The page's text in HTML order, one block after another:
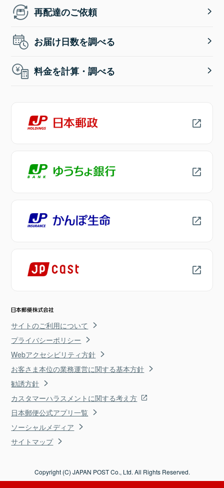
再配達のご依頼
お届け日数を調べる
料金を計算・調べる
サイトのご利用について
プライバシーポリシー
Webアクセシビリティ方針
お客さま本位の業務運営に関する基本方針
勧誘方針
カスタマーハラスメントに関する考え方
日本郵便公式アプリ一覧
ソーシャルメディア
サイトマップ
Copyright (C) JAPAN POST Co., Ltd. All Rights Reserved.